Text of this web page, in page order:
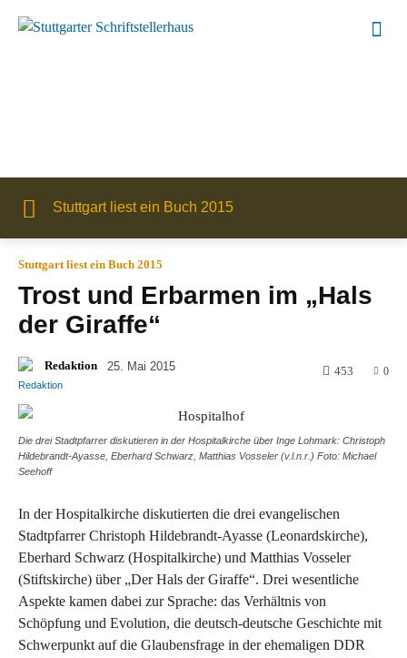
Stuttgart liest ein Buch 2015
Stuttgart liest ein Buch 2015
Trost und Erbarmen im „Hals
der Giraffe“
Redaktion 25. Mai 2015 0
453
Die drei Stadtpfarrer diskutieren in der Hospitalkirche über Inge Lohmark: Christoph
Hildebrandt-Ayasse, Eberhard Schwarz, Matthias Vosseler (v.l.n.r.) Foto: Michael
Seehoff
In der Hospitalkirche diskutierten die drei evangelischen
Stadtpfarrer Christoph Hildebrandt-Ayasse (Leonardskirche),
Eberhard Schwarz (Hospitalkirche) und Matthias Vosseler
(Stiftskirche) über „Der Hals der Giraffe“. Drei wesentliche
Aspekte kamen dabei zur Sprache: das Verhältnis von
Schöpfung und Evolution, die deutsch-deutsche Geschichte mit
Schwerpunkt auf die Glaubensfrage in der ehemaligen DDR